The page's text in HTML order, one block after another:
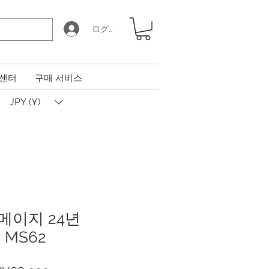
ログイン
터 구매 서비스
JPY (¥)
이지 24년
MS62